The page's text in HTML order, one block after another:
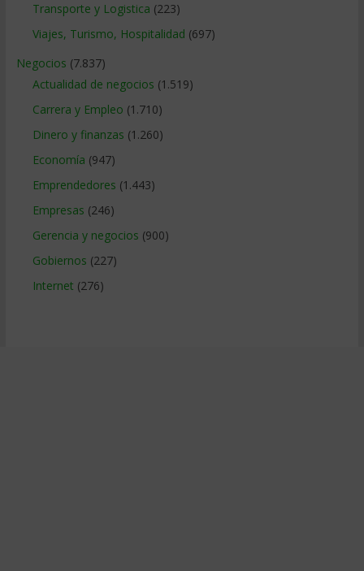
Transporte y Logistica (223)
Viajes, Turismo, Hospitalidad (697)
Negocios (7.837)
Actualidad de negocios (1.519)
Carrera y Empleo (1.710)
Dinero y finanzas (1.260)
Economía (947)
Emprendedores (1.443)
Empresas (246)
Gerencia y negocios (900)
Gobiernos (227)
Internet (276)